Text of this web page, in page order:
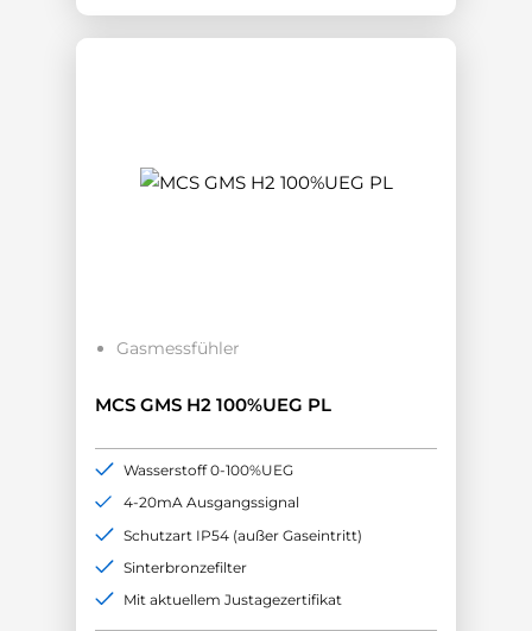
Gasmessfühler
MCS GMS H2 100%UEG PL
Wasserstoff 0-100%UEG
4-20mA Ausgangssignal
Schutzart IP54 (außer Gaseintritt)
Sinterbronzefilter
Mit aktuellem Justagezertifikat